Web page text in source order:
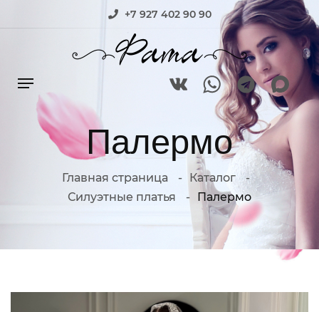
+7 927 402 90 90
Палермо
Главная страница
Каталог
Силуэтные платья
Палермо